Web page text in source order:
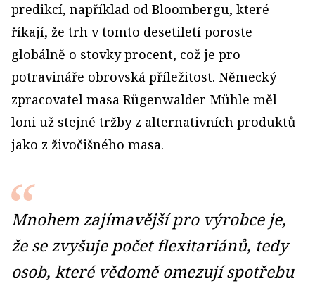
predikcí, například od Bloombergu, které
říkají, že trh v tomto desetiletí poroste
globálně o stovky procent, což je pro
potravináře obrovská příležitost. Německý
zpracovatel masa Rügenwalder Mühle měl
loni už stejné tržby z alternativních produktů
jako z živočišného masa.
Mnohem zajímavější pro výrobce je,
že se zvyšuje počet flexitariánů, tedy
osob, které vědomě omezují spotřebu